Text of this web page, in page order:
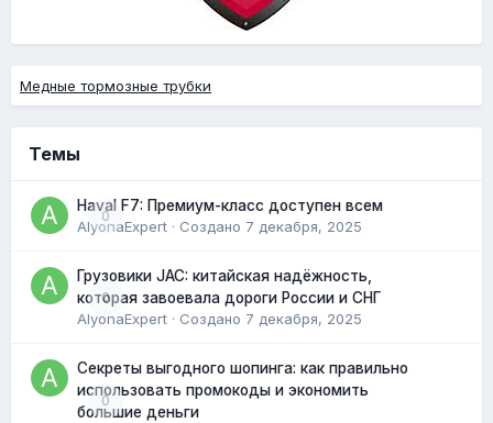
Медные тормозные трубки
Темы
0
Haval F7: Премиум-класс доступен всем
AlyonaExpert · Создано 7 декабря, 2025
0
Грузовики JAC: китайская надёжность,
которая завоевала дороги России и СНГ
AlyonaExpert · Создано 7 декабря, 2025
0
Секреты выгодного шопинга: как правильно
использовать промокоды и экономить
большие деньги